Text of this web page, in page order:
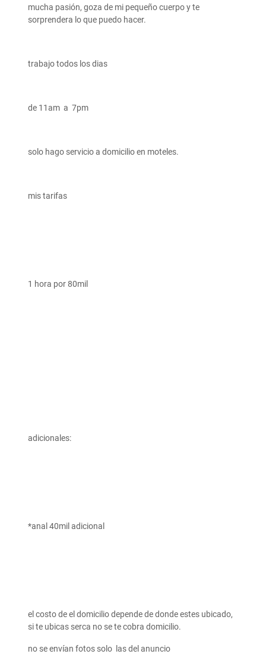
mucha pasión, goza de mi pequeño cuerpo y te
sorprendera lo que puedo hacer.
trabajo todos los dias
de 11am a 7pm
solo hago servicio a domicilio en moteles.
mis tarifas
1 hora por 80mil
adicionales:
*anal 40mil adicional
el costo de el domicilio depende de donde estes ubicado,
si te ubicas serca no se te cobra domicilio.
no se envían fotos solo las del anuncio